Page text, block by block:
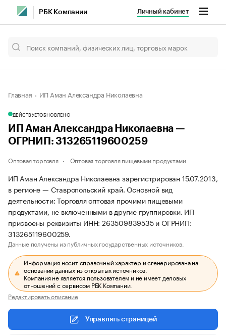
РБК Компании Личный кабинет
Главная ИП Аман Александра Николаевна
ДЕЙСТВУЕТОБНОВЛЕНО
ИП Аман Александра Николаевна —
ОГРНИП: 313265119600259
Оптовая торговля Оптовая торговля пищевыми продуктами
ИП Аман Александра Николаевна зарегистрирован 15.07.2013,
в регионе — Ставропольский край. Основной вид
деятельности: Торговля оптовая прочими пищевыми
продуктами, не включенными в другие группировки. ИП
присвоены реквизиты ИНН: 263509839535 и ОГРНИП:
313265119600259.
Данные получены из публичных государственных источников.
Информация носит справочный характер и сгенерирована на
основании данных из открытых источников.
Компания не является пользователем и не имеет деловых
отношений с сервисом РБК Компании.
Редактировать описание
Управлять страницей